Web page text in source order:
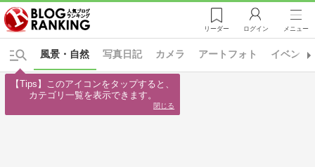
リーダー ログイン メニュー
写真日記 カメラ アートフォト イベント
風景・自然
【Tips】このアイコンをタップすると、
カテゴリ一覧を表示できます。
閉じる